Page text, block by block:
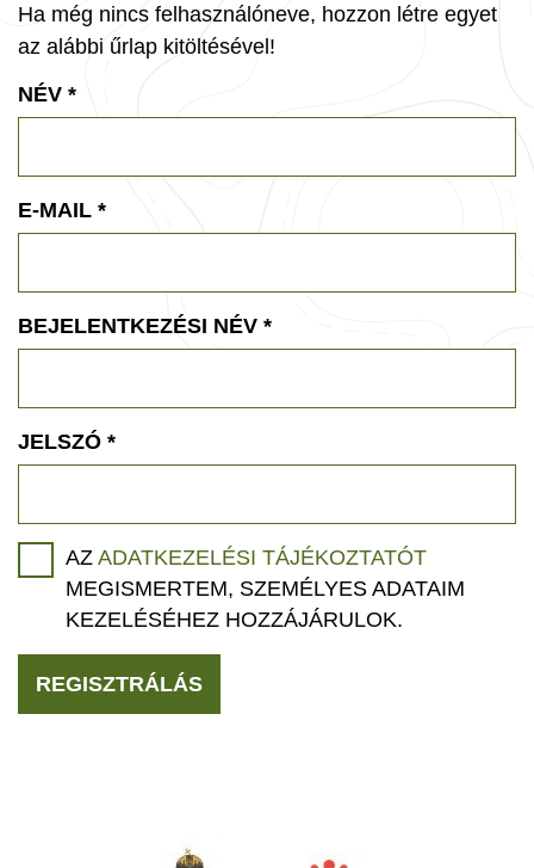
Ha még nincs felhasználóneve, hozzon létre egyet
az alábbi űrlap kitöltésével!
NÉV *
E-MAIL *
BEJELENTKEZÉSI NÉV *
JELSZÓ *
AZ ADATKEZELÉSI TÁJÉKOZTATÓT
MEGISMERTEM, SZEMÉLYES ADATAIM
KEZELÉSÉHEZ HOZZÁJÁRULOK.
REGISZTRÁLÁS